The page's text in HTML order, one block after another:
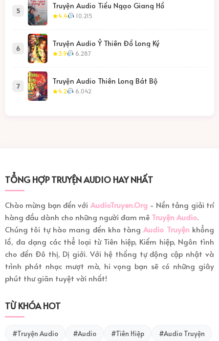
5
Truyện Audio Tiếu Ngạo Giang Hồ
4.4 10.215
6
Truyện Audio Ỷ Thiên Đồ Long Ký
3.9 6.287
7
Truyện Audio Thiên Long Bát Bộ
4.2 6.042
TỔNG HỢP TRUYỆN AUDIO HAY NHẤT
Chào mừng bạn đến với AudioTruyen.Org- Nền tảng giải trí
hàng đầu dành cho những người đam mê Truyện Audio.
Chúng tôi tự hào mang đến kho tàngAudio Truyệnkhổng
lồ, đa dạng các thể loại từ Tiên hiệp, Kiếm hiệp, Ngôn tình
cho đến Đô thị, Dị giới. Với hệ thống tự động cập nhật và
trình phát nhạc mượt mà, hi vọng bạn sẽ có những giây
phút thư giãn tuyệt vời nhất!
TỪ KHÓA HOT
#Truyện Audio #Audio #Tiên Hiệp
#Audio Truyện